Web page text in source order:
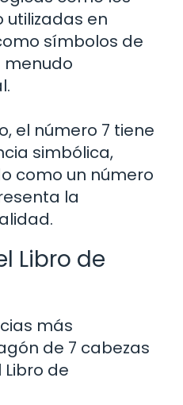
utilizadas en
símbolos de
menudo
el número 7 tiene
simbólica,
como un número
la
Libro de
más
de 7 cabezas
de